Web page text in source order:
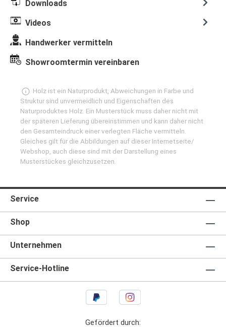
Downloads
Videos
Handwerker vermitteln
Showroomtermin vereinbaren
Holz ist ein Naturprodukt, Abweichungen in Farbe und
Struktur sind unvermeidlich und Eigenschaften des
Naturproduktes Holz. Ein Musterstück muss daher nicht mit
der späteren Lieferung übereinstimmen und kann daher nicht
den Gesamteindruck einer verlegten Fläche vermitteln.
Gleiches gilt für die Abbildungen auf dieser Internetseite/
Webshop, auch diese sind mit der Darstellung eines
Musterstückes gleichzusetzen.
Service
Shop
Unternehmen
Service-Hotline
Gefördert durch: